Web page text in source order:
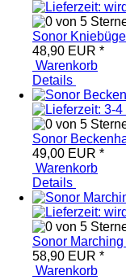
Sonor
48,90 EUR *
Warenkorb
Details
Sonor
49,00 EUR *
Warenkorb
Details
Sonor
58,90 EUR *
Warenkorb